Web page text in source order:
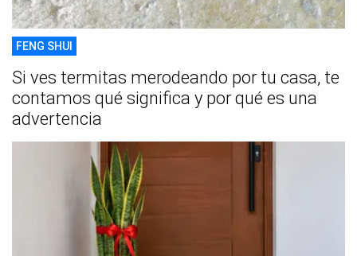
FENG SHUI
Si ves termitas merodeando por tu casa, te
contamos qué significa y por qué es una
advertencia